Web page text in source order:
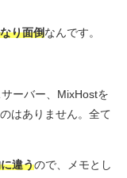
り面倒なんです。
ーバー、MixHostを
はありません。全て
違うので、メモとし